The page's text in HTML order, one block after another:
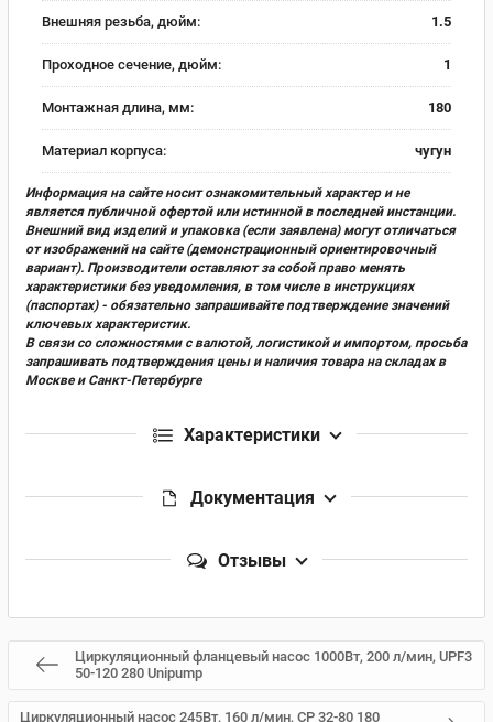
Внешняя резьба, дюйм: 1.5
Проходное сечение, дюйм: 1
Монтажная длина, мм: 180
Материал корпуса: чугун
Информация на сайте носит ознакомительный характер и не
является публичной офертой или истинной в последней инстанции.
Внешний вид изделий и упаковка (если заявлена) могут отличаться
от изображений на сайте (демонстрационный ориентировочный
вариант). Производители оставляют за собой право менять
характеристики без уведомления, в том числе в инструкциях
(паспортах) - обязательно запрашивайте подтверждение значений
ключевых характеристик.
В связи со сложностями с валютой, логистикой и импортом, просьба
запрашивать подтверждения цены и наличия товара на складах в
Москве и Санкт-Петербурге
Характеристики
Документация
Отзывы
Циркуляционный фланцевый насос 1000Вт, 200 л/мин, UPF3
50-120 280 Unipump
Циркуляционный насос 245Вт, 160 л/мин, CP 32-80 180